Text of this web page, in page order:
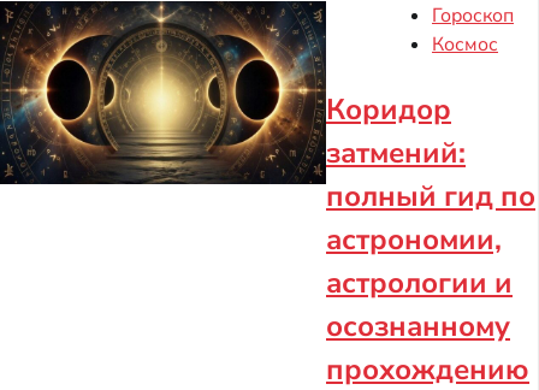
Гороскоп
Космос
Коридор
затмений:
полный гид по
астрономии,
астрологии и
осознанному
прохождению